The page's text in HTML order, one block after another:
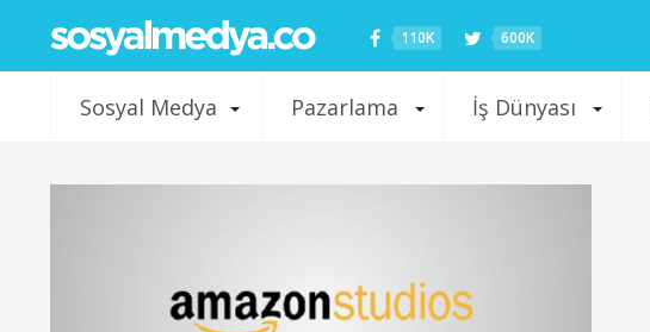
110K 600K
Sosyal Medya Pazarlama İş Dünyası